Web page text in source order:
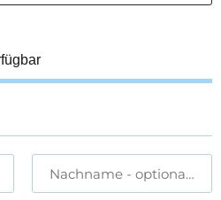
Nachname - optionale